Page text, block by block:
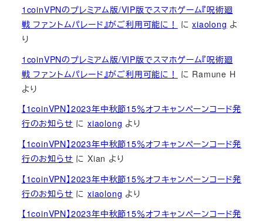
1coinVPNのプレミアム版/VIP版でスマホゲーム『呪術廻
戦 ファントムパレード』がご利用可能に！
にxiaolong よ
り
1coinVPNのプレミアム版/VIP版でスマホゲーム『呪術廻
戦 ファントムパレード』がご利用可能に！
に Ramune H
より
【1coinVPN】2023年中秋節15％オフキャンペーンコード発
行のお知らせ にxiaolong より
【1coinVPN】2023年中秋節15％オフキャンペーンコード発
行のお知らせ にXian より
【1coinVPN】2023年中秋節15％オフキャンペーンコード発
行のお知らせ にxiaolong より
【1coinVPN】2023年中秋節15％オフキャンペーンコード発